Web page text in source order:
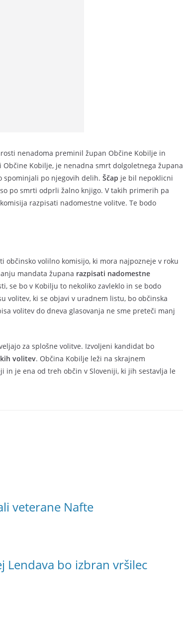
nenadoma preminil župan Občine Kobilje in
Kobilje, je nenadna smrt dolgoletnega župana
spominjali po njegovih delih. Ščap je bil nepoklicni
po smrti odprli žalno knjigo. V takih primerih pa
razpisati nadomestne volitve. Te bodo
občinsko volilno komisijo, ki mora najpozneje v roku
mandata župana razpisati nadomestne
se bo v Kobilju to nekoliko zavleklo in se bodo
volitev, ki se objavi v uradnem listu, bo občinska
volitev do dneva glasovanja ne sme preteči manj
za splošne volitve. Izvoljeni kandidat bo
volitev. Občina Kobilje leži na skrajnem
in je ena od treh občin v Sloveniji, ki jih sestavlja le
veterane Nafte
Lendava bo izbran vršilec